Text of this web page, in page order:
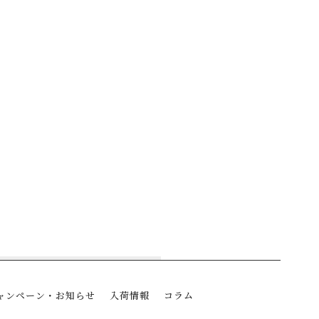
ンペーン・お知らせ 入荷情報 コラム